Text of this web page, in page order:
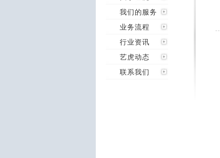
我们的服务
业务流程
行业资讯
艺虎动态
联系我们